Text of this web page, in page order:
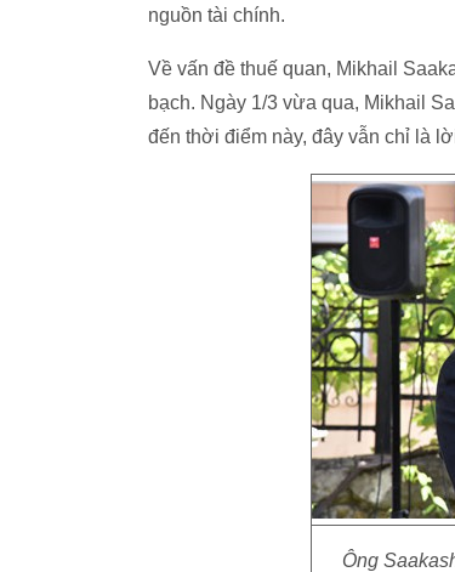
nguồn tài chính.
Về vấn đề thuế quan, Mikhail
bạch. Ngày 1/3 vừa qua, Mikhail
đến thời điểm này, đây vẫn chỉ là
Ông